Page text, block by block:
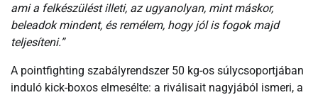
ami a felkészülést illeti, az ugyanolyan, mint máskor,
beleadok mindent, és remélem, hogy jól is fogok majd
teljesíteni.”
A pointfighting szabályrendszer 50 kg-os súlycsoportjában
induló kick-boxos elmesélte: a riválisait nagyjából ismeri, a